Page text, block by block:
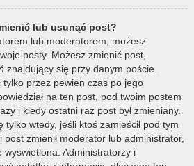
lub usunąć post?
lub moderatorem, możesz
posty. Możesz zmienić post,
znajdujący się przy danym poście.
przez pewien czas po jego
na ten post, pod twoim postem
i kiedy ostatni raz post był zmieniany.
tylko wtedy, jeśli ktoś zamieścił pod tym
zmienił moderator lub administrator,
wyświetlona. Administratorzy i